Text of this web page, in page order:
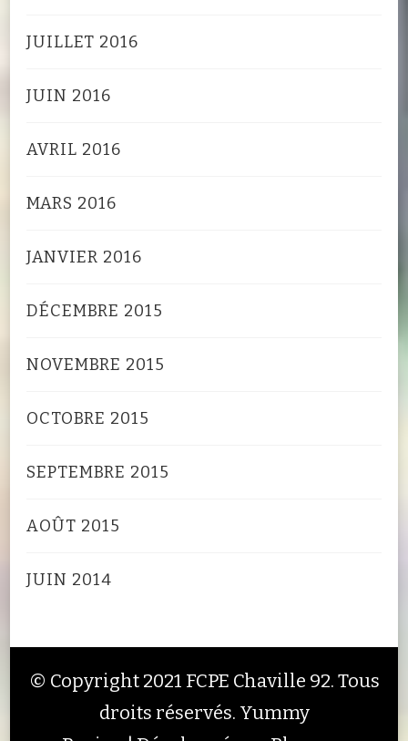
JUILLET 2016
JUIN 2016
AVRIL 2016
MARS 2016
JANVIER 2016
DÉCEMBRE 2015
NOVEMBRE 2015
OCTOBRE 2015
SEPTEMBRE 2015
AOÛT 2015
JUIN 2014
© Copyright 2021 FCPE Chaville 92. Tous
droits réservés. Yummy